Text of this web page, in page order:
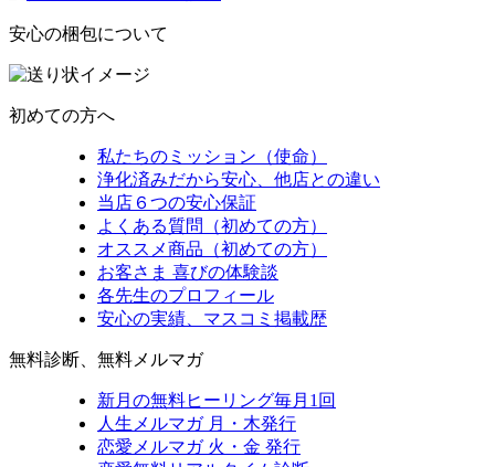
安心の梱包について
初めての方へ
私たちのミッション（使命）
浄化済みだから安心、他店との違い
当店６つの安心保証
よくある質問（初めての方）
オススメ商品（初めての方）
お客さま 喜びの体験談
各先生のプロフィール
安心の実績、マスコミ掲載歴
無料診断、無料メルマガ
新月の無料ヒーリング毎月1回
人生メルマガ 月・木発行
恋愛メルマガ 火・金 発行